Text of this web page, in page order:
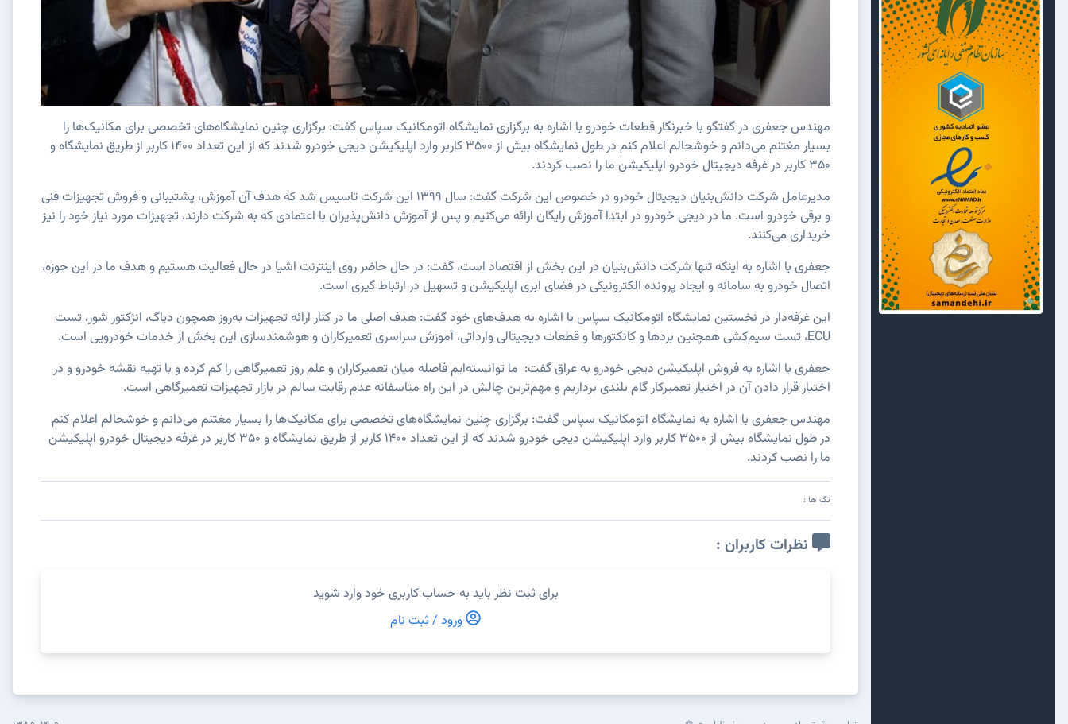
مهندس جعفری در گفتگو با خبرنگار قطعات خودرو با اشاره به برگزاری نمایشگاه اتومکانیک سپاس گفت: برگزاری چنین نمایشگاه‌های تخصصی برای مکانیک‌ها را
بسیار مغتنم می‌دانم و خوشحالم اعلام کنم در طول نمایشگاه بیش از ۳۵۰۰ کاربر وارد اپلیکیشن دیجی خودرو شدند که از این تعداد ۱۴۰۰ کاربر از طریق نمایشگاه و
۳۵۰ کاربر در غرفه دیجیتال خودرو اپلیکیشن ما را نصب کردند.
مدیرعامل شرکت دانش‌بنیان دیجیتال خودرو در خصوص این شرکت گفت: سال ۱۳۹۹ این شرکت تاسیس شد که هدف آن آموزش، پشتیبانی و فروش تجهیزات فنی
و برقی خودرو است. ما در دیجی خودرو در ابتدا آموزش رایگان ارائه می‌کنیم و پس از آموزش دانش‌پذیران با اعتمادی که به شرکت دارند، تجهیزات مورد نیاز خود را نیز
خریداری می‌کنند.
جعفری با اشاره به اینکه تنها شرکت دانش‌بنیان در این بخش از اقتصاد است، گفت: در حال حاضر روی اینترنت اشیا در حال فعالیت هستیم و هدف ما در این حوزه،
اتصال خودرو به سامانه و ایجاد پرونده الکترونیکی در فضای ابری اپلیکیشن و تسهیل در ارتباط گیری است.
این غرفه‌دار در نخستین نمایشگاه اتومکانیک سپاس با اشاره به هدف‌های خود گفت: هدف اصلی ما در کنار ارائه تجهیزات به‌روز همچون دیاگ، انژکتور شور، تست
ECU، تست سیم‌کشی همچنین بردها و کانکتورها و قطعات دیجیتالی وارداتی، آموزش سراسری تعمیرکاران و هوشمندسازی این بخش از خدمات خودرویی است.
جعفری با اشاره به فروش اپلیکیشن دیجی خودرو به عراق گفت: ما توانسته‌ایم فاصله میان تعمیرکاران و علم روز تعمیرگاهی را کم کرده و با تهیه نقشه خودرو و در
اختیار قرار دادن آن در اختیار تعمیرکار گام بلندی برداریم و مهم‌ترین چالش در این راه متاسفانه عدم رقابت سالم در بازار تجهیزات تعمیرگاهی است.
مهندس جعفری با اشاره به نمایشگاه اتومکانیک سپاس گفت: برگزاری چنین نمایشگاه‌های تخصصی برای مکانیک‌ها را بسیار مغتنم می‌دانم و خوشحالم اعلام کنم
در طول نمایشگاه بیش از ۳۵۰۰ کاربر وارد اپلیکیشن دیجی خودرو شدند که از این تعداد ۱۴۰۰ کاربر از طریق نمایشگاه و ۳۵۰ کاربر در غرفه دیجیتال خودرو اپلیکیشن
ما را نصب کردند.
تگ ها :
نظرات کاربران :
برای ثبت نظر باید به حساب کاربری خود وارد شوید
ورود / ثبت نام